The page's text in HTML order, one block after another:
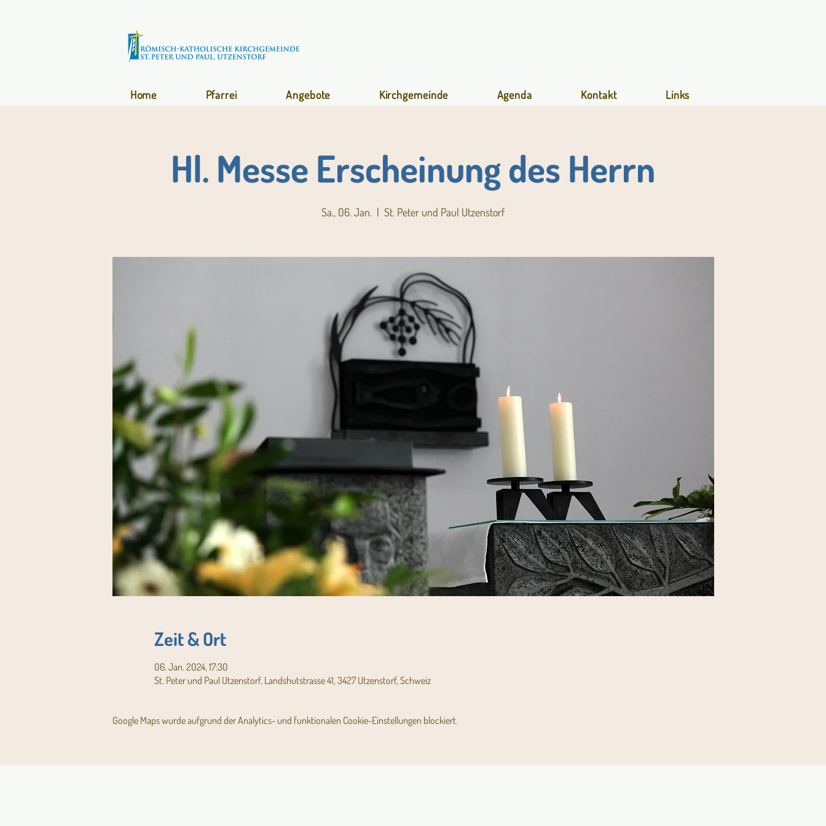
Home Pfarrei Angebote Kirchgemeinde Agenda Kontakt Links
Hl. Messe Erscheinung des Herrn
Sa., 06. Jan.
  |
St. Peter und Paul Utzenstorf
Zeit & Ort
06. Jan. 2024, 17:30
St. Peter und Paul Utzenstorf, Landshutstrasse 41, 3427 Utzenstorf, Schweiz
Google Maps wurde aufgrund der Analytics- und funktionalen Cookie-Einstellungen blockiert.